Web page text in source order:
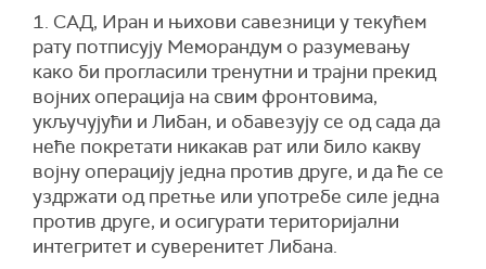
1. САД, Иран и њихови савезници у текућем
рату потписују Меморандум о разумевању
како би прогласили тренутни и трајни прекид
војних операција на свим фронтовима,
укључујући и Либан, и обавезују се од сада да
неће покретати никакав рат или било какву
војну операцију једна против друге, и да ће се
уздржати од претње или употребе силе једна
против друге, и осигурати територијални
интегритет и суверенитет Либана.